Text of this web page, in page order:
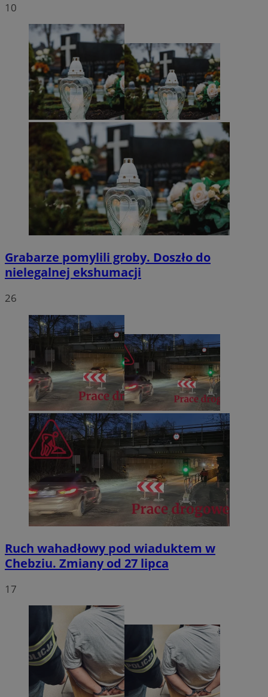
10
Grabarze pomylili groby. Doszło do
nielegalnej ekshumacji
26
Ruch wahadłowy pod wiaduktem w
Chebziu. Zmiany od 27 lipca
17